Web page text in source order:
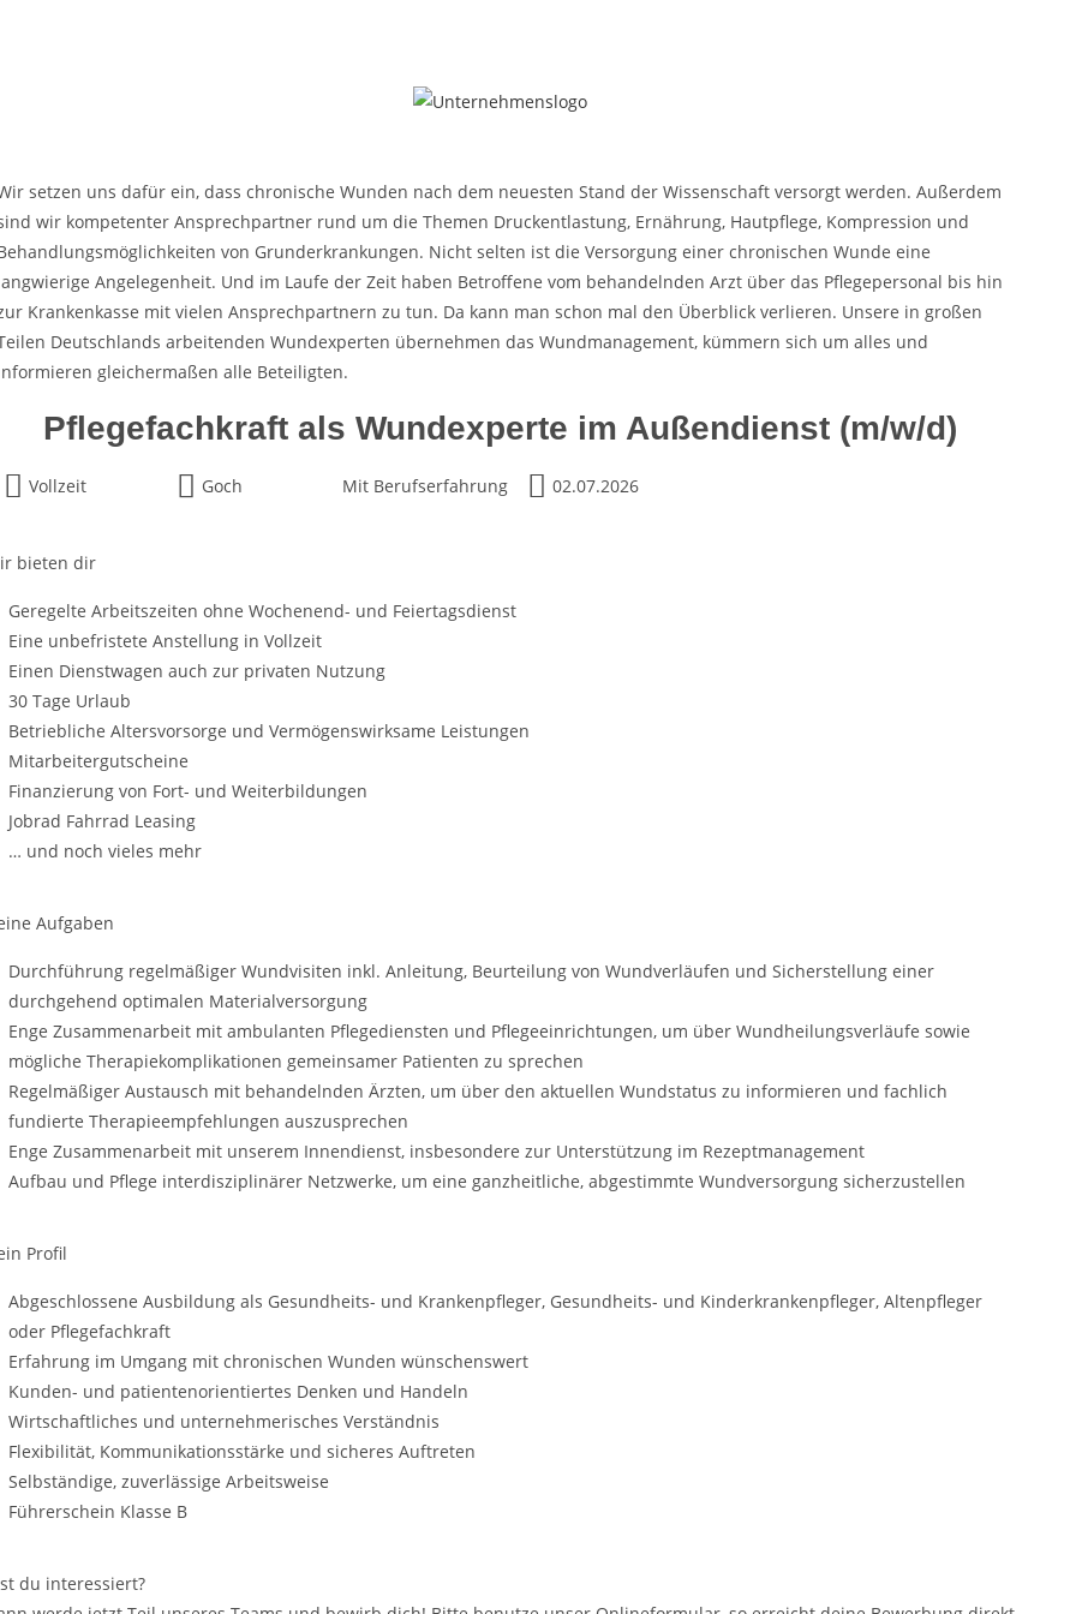
setzen uns dafür ein, dass chronische Wunden nach dem neuesten Stand der Wissenschaft versorgt werden. Außerdem
wir kompetenter Ansprechpartner rund um die Themen Druckentlastung, Ernährung, Hautpflege, Kompression und
von Grunderkrankungen. Nicht selten ist die Versorgung einer chronischen Wunde eine
Angelegenheit. Und im Laufe der Zeit haben Betroffene vom behandelnden Arzt über das Pflegepersonal bis hin
Krankenkasse mit vielen Ansprechpartnern zu tun. Da kann man schon mal den Überblick verlieren. Unsere in großen
Deutschlands arbeitenden Wundexperten übernehmen das Wundmanagement, kümmern sich um alles und
gleichermaßen alle Beteiligten.
Pflegefachkraft als Wundexperte im Außendienst (m/w/d)
Vollzeit Goch Mit Berufserfahrung 02.07.2026
bieten dir
Geregelte Arbeitszeiten ohne Wochenend- und Feiertagsdienst
Eine unbefristete Anstellung in Vollzeit
Einen Dienstwagen auch zur privaten Nutzung
30 Tage Urlaub
Betriebliche Altersvorsorge und Vermögenswirksame Leistungen
Mitarbeitergutscheine
Finanzierung von Fort­- und Weiterbildungen
Jobrad Fahrrad Leasing
… und noch vieles mehr
Aufgaben
Durchführung regelmäßiger Wundvisiten inkl. Anleitung, Beurteilung von Wundverläufen und Sicherstellung einer
durchgehend optimalen Materialversorgung
Enge Zusammenarbeit mit ambulanten Pflegediensten und Pflegeeinrichtungen, um über Wundheilungsverläufe sowie
mögliche Therapiekomplikationen gemeinsamer Patienten zu sprechen
Regelmäßiger Austausch mit behandelnden Ärzten, um über den aktuellen Wundstatus zu informieren und fachlich
fundierte Therapieempfehlungen auszusprechen
Enge Zusammenarbeit mit unserem Innendienst, insbesondere zur Unterstützung im Rezeptmanagement
Aufbau und Pflege interdisziplinärer Netzwerke, um eine ganzheitliche, abgestimmte Wundversorgung sicherzustellen
Profil
Abgeschlossene Ausbildung als Gesundheits- und Krankenpfleger, Gesundheits- und Kinderkrankenpfleger, Altenpfleger
oder Pflegefachkraft
Erfahrung im Umgang mit chronischen Wunden wünschenswert
Kunden-­ und patientenorientiertes Denken und Handeln
Wirtschaftliches und unternehmerisches Verständnis
Flexibilität, Kommunikationsstärke und sicheres Auftreten
Selbständige, zuverlässige Arbeitsweise
Führerschein Klasse B
du interessiert?